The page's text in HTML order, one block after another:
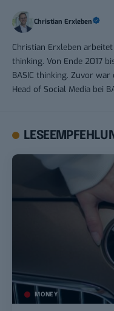
Christian Erxleben
Christian Erxleben
thinking. Von Ende 2017
BASIC thinking. Zuvor
Head of Social Media bei
MONEY